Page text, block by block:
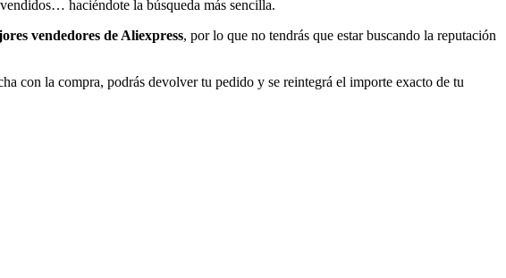
haciéndote la búsqueda más sencilla.
vendedores de Aliexpress, por lo que no tendrás que estar buscando la reputación
con la compra, podrás devolver tu pedido y se reintegrá el importe exacto de tu